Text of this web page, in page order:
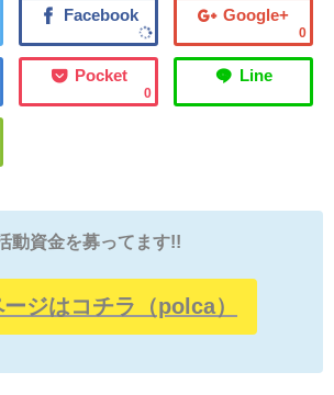
0
0
動資金を募ってます!!
ジはコチラ（polca）